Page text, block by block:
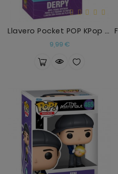
Llavero Pocket POP KPop Demon Hunters Derpy
9,99 €Precio